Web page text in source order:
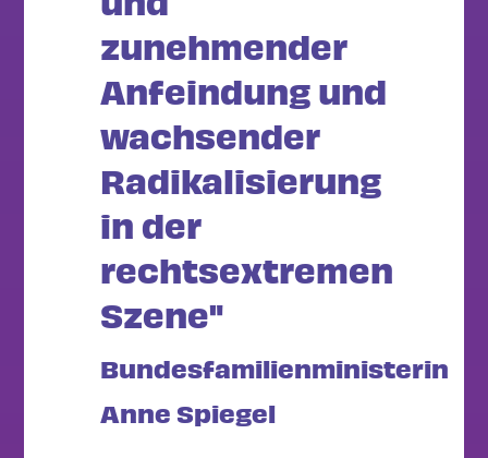
zunehmender
Anfeindung und
wachsender
Radikalisierung
in der
rechtsextremen
Szene"
Bundesfamilienministerin
Anne Spiegel